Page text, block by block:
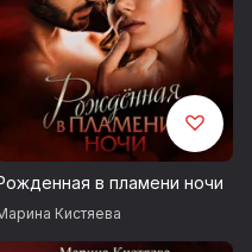
в пламени ночи
Кистяева